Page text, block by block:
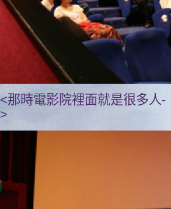
<那時電影院裡面就是很多人
>